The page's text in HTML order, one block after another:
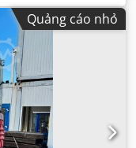
h, Thiết bị:cabin,
không khí,
Quảng cáo nhỏ